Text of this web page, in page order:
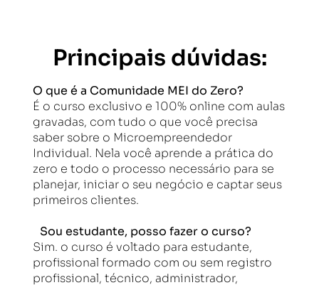
Principais dúvidas:
O que é a Comunidade MEI do Zero?
É o curso exclusivo e 100% online com aulas
gravadas, com tudo o que você precisa
saber sobre o Microempreendedor
Individual. Nela você aprende a prática do
zero e todo o processo necessário para se
planejar, iniciar o seu negócio e captar seus
primeiros clientes.
Sou estudante, posso fazer o curso?
Sim. o curso é voltado para estudante,
profissional formado com ou sem registro
profissional, técnico, administrador,